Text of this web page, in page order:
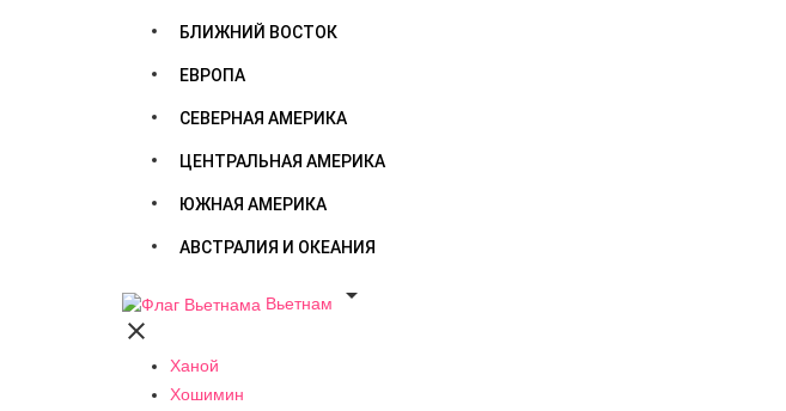
БЛИЖНИЙ ВОСТОК
ЕВРОПА
СЕВЕРНАЯ АМЕРИКА
ЦЕНТРАЛЬНАЯ АМЕРИКА
ЮЖНАЯ АМЕРИКА
АВСТРАЛИЯ И ОКЕАНИЯ
Вьетнам


Ханой
Хошимин